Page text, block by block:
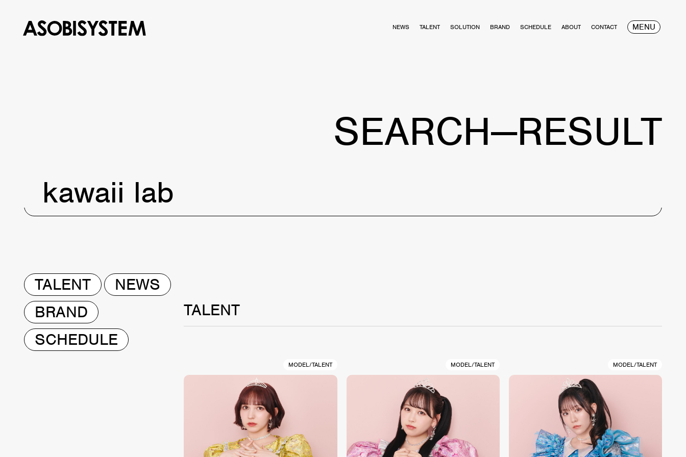
NEWS TALENT SOLUTION BRAND SCHEDULE ABOUT CONTACT MENU
SEARCH—RESULT
kawaii lab
TALENT
NEWS
BRAND
SCHEDULE
TALENT
MODEL/TALENT MODEL/TALENT MODEL/TALENT